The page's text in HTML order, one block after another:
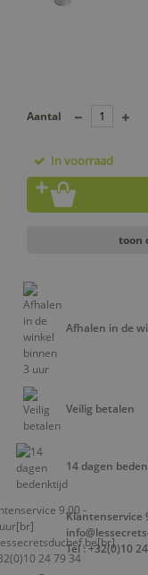
Aantal
In voorraad
toon
Afhalen in de
Veilig betalen
14 dagen
Klantenservice
Tel : +32(0)10